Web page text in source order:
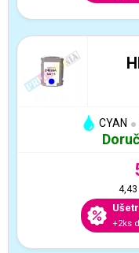
CYAN
4,43
+2ks